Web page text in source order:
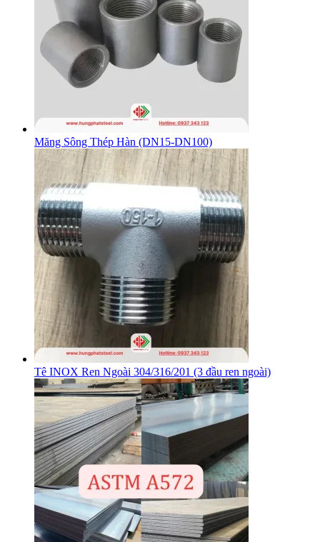
Măng Sông Thép Hàn (DN15-DN100)
Tê INOX Ren Ngoài 304/316/201 (3 đầu ren ngoài)